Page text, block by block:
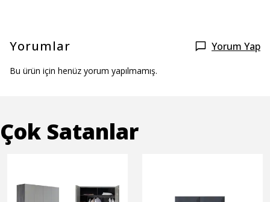
Yorumlar Yorum Yap
Bu ürün için henüz yorum yapılmamış.
Çok Satanlar